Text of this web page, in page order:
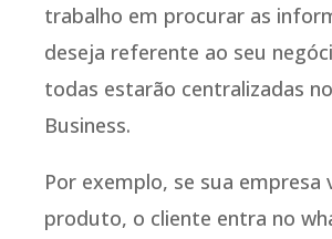
trabalho em procurar as
deseja referente ao seu
todas estarão centralizadas
Business.
Por exemplo, se sua empresa
produto, o cliente entra no